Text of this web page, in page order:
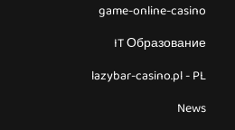
game-online-casino
IT Образование
lazybar-casino.pl - PL
News